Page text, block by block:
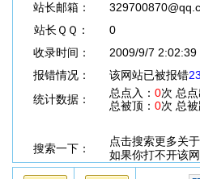
站长邮箱：
站长ＱＱ：
0
收录时间：
2009/9/7 2:02:39
报错情况：
该网站已被报错23
统计数据：
总点入： 0次 总点
总被顶： 0次 总被
搜索一下：
点击搜索更多关于
如果你打不开该